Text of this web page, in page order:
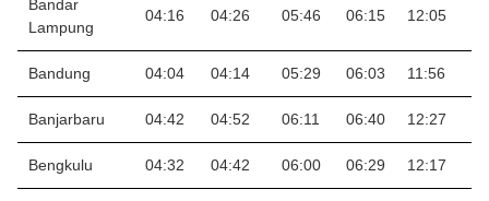
Bandar
Lampung
04:16 04:26 05:46 06:15 12:05
Bandung 04:04 04:14 05:29 06:03 11:56
Banjarbaru 04:42 04:52 06:11 06:40 12:27
Bengkulu 04:32 04:42 06:00 06:29 12:17